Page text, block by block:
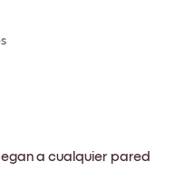
a cualquier pared